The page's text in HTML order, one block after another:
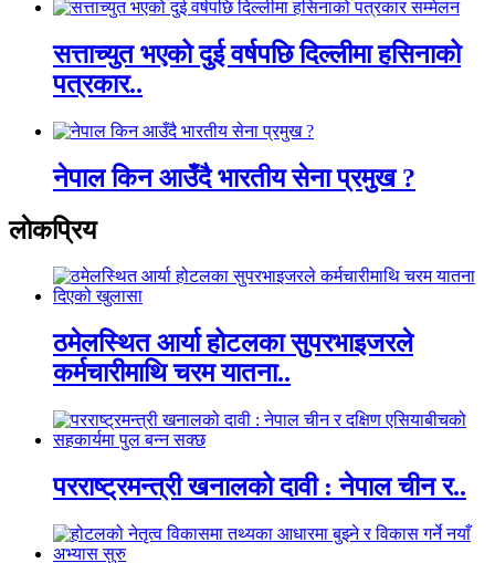
सत्ताच्युत भएको दुई वर्षपछि दिल्लीमा हसिनाको
पत्रकार..
नेपाल किन आउँदै भारतीय सेना प्रमुख ?
लाेकप्रिय
ठमेलस्थित आर्या होटलका सुपरभाइजरले
कर्मचारीमाथि चरम यातना..
परराष्ट्रमन्त्री खनालको दावी : नेपाल चीन र..